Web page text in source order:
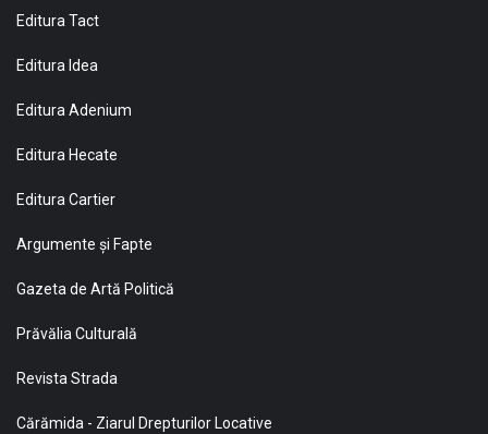
Editura Tact
Editura Idea
Editura Adenium
Editura Hecate
Editura Cartier
Argumente și Fapte
Gazeta de Artă Politică
Prăvălia Culturală
Revista Strada
Cărămida - Ziarul Drepturilor Locative